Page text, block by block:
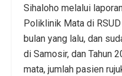
Sihaloho melalui
Poliklinik Mata di
bulan yang lalu, dan
di Samosir, dan Tahun
mata, jumlah pasien